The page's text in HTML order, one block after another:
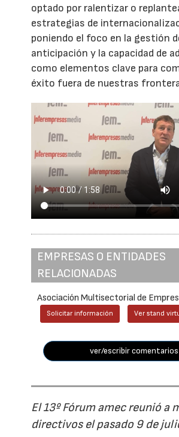
optado por ralentizar o
estrategias de
poniendo el foco en la gestión
anticipación y la capacidad de
como elementos clave para
éxito fuera de nuestras
EMPRESAS O ENTIDADES
RELACIONADAS
Asociación Multisectorial de
Solicitar información Ver stand
ver/escribir comentarios
El 13º Fórum amec reunió a
directivos el pasado 9 de